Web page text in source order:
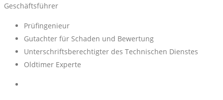
Geschäftsführer
Prüfingenieur
Gutachter für Schaden und Bewertung
Unterschriftsberechtigter des Technischen Dienstes
Oldtimer Experte